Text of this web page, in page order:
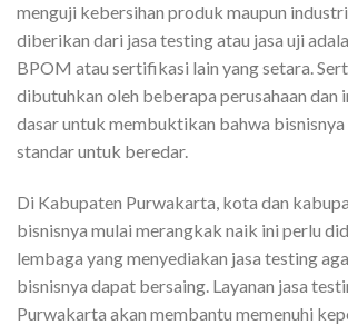
menguji kebersihan produk maupun
diberikan dari jasa testing atau jasa uji
BPOM atau sertifikasi lain yang setara.
dibutuhkan oleh beberapa perusahaan dan
dasar untuk membuktikan bahwa bisnisnya
standar untuk beredar.
Di Kabupaten Purwakarta, kota dan
bisnisnya mulai merangkak naik ini perlu
lembaga yang menyediakan jasa testing
bisnisnya dapat bersaing. Layanan jasa
Purwakarta akan membantu memenuhi